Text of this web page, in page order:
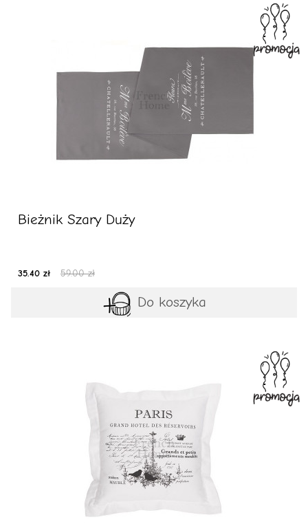
Bieżnik Szary Duży
35.40 zł 59.00 zł
Do koszyka